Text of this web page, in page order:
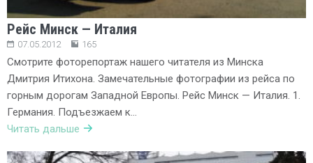
Рейс Минск — Италия
07.05.2012 165
Смотрите фоторепортаж нашего читателя из Минска
Дмитрия Итихона. Замечательные фотографии из рейса по
горным дорогам Западной Европы. Рейс Минск — Италия. 1.
Германия. Подъезжаем к…
Читать дальше